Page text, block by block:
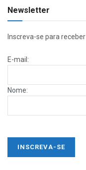
Newsletter
Inscreva-se para
E-mail:
Nome: